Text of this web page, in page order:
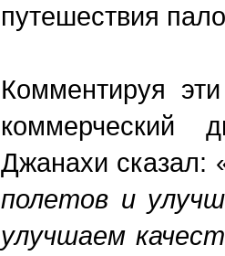
путешествия
Комментируя
коммерческий
Джанахи сказал:
полетов и
улучшаем